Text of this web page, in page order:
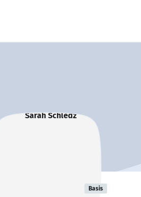
Schledz Basis